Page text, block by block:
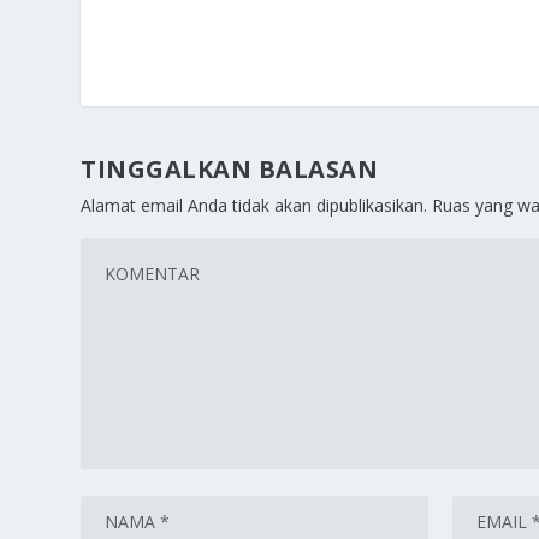
TINGGALKAN BALASAN
Alamat email Anda tidak akan dipublikasikan. Ruas yang